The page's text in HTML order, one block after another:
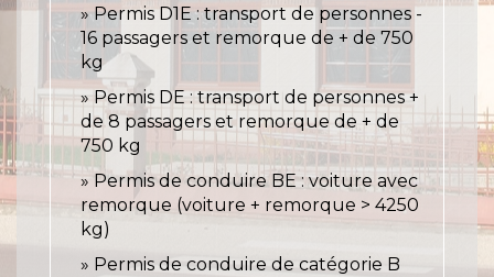
Permis D1E : transport de personnes -
16 passagers et remorque de + de 750
kg
Permis DE : transport de personnes +
de 8 passagers et remorque de + de
750 kg
Permis de conduire BE : voiture avec
remorque (voiture + remorque > 4250
kg)
Permis de conduire de catégorie B